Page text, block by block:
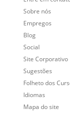
Sobre nós
Empregos
Blog
Social
Site Corporativo
Sugestões
Folheto dos
Idiomas
Mapa do site